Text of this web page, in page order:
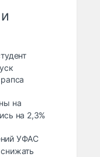
на
на 2,3%
УФАС